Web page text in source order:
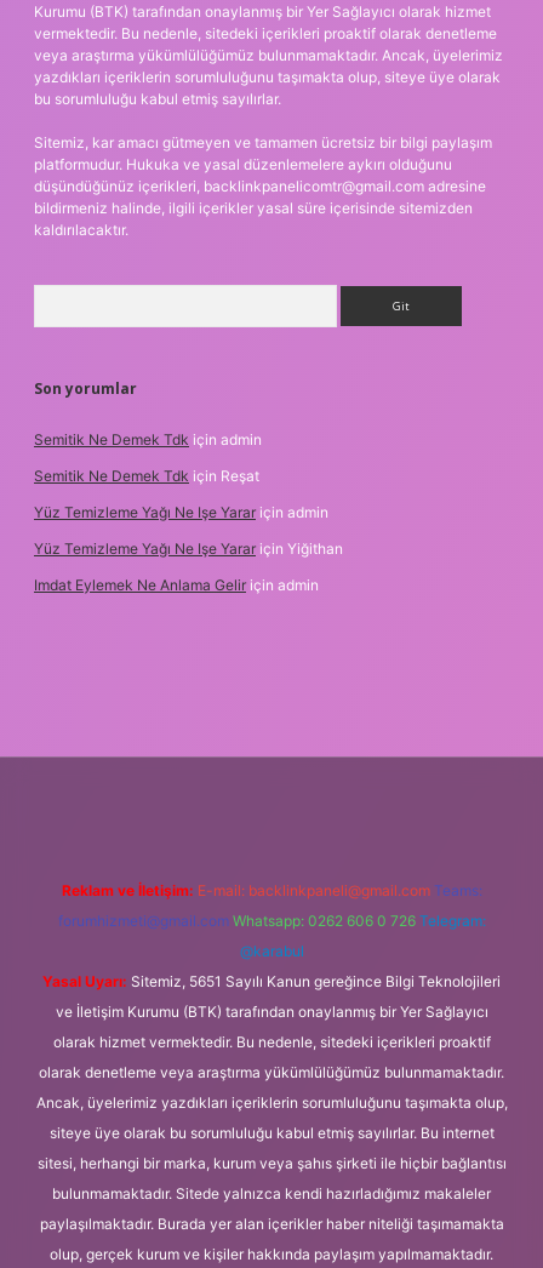
Kurumu (BTK) tarafından onaylanmış bir Yer Sağlayıcı olarak hizmet
vermektedir. Bu nedenle, sitedeki içerikleri proaktif olarak denetleme
veya araştırma yükümlülüğümüz bulunmamaktadır. Ancak, üyelerimiz
yazdıkları içeriklerin sorumluluğunu taşımakta olup, siteye üye olarak
bu sorumluluğu kabul etmiş sayılırlar.
Sitemiz, kar amacı gütmeyen ve tamamen ücretsiz bir bilgi paylaşım
platformudur. Hukuka ve yasal düzenlemelere aykırı olduğunu
düşündüğünüz içerikleri, backlinkpanelicomtr@gmail.com adresine
bildirmeniz halinde, ilgili içerikler yasal süre içerisinde sitemizden
kaldırılacaktır.
Son yorumlar
Semitik Ne Demek Tdk için admin
Semitik Ne Demek Tdk için Reşat
Yüz Temizleme Yağı Ne Işe Yarar için admin
Yüz Temizleme Yağı Ne Işe Yarar için Yiğithan
Imdat Eylemek Ne Anlama Gelir için admin
Reklam ve İletişim: E-mail: backlinkpaneli@gmail.com Teams:
forumhizmeti@gmail.com Whatsapp: 0262 606 0 726 Telegram:
@karabul
Yasal Uyarı: Sitemiz, 5651 Sayılı Kanun gereğince Bilgi Teknolojileri
ve İletişim Kurumu (BTK) tarafından onaylanmış bir Yer Sağlayıcı
olarak hizmet vermektedir. Bu nedenle, sitedeki içerikleri proaktif
olarak denetleme veya araştırma yükümlülüğümüz bulunmamaktadır.
Ancak, üyelerimiz yazdıkları içeriklerin sorumluluğunu taşımakta olup,
siteye üye olarak bu sorumluluğu kabul etmiş sayılırlar. Bu internet
sitesi, herhangi bir marka, kurum veya şahıs şirketi ile hiçbir bağlantısı
bulunmamaktadır. Sitede yalnızca kendi hazırladığımız makaleler
paylaşılmaktadır. Burada yer alan içerikler haber niteliği taşımamakta
olup, gerçek kurum ve kişiler hakkında paylaşım yapılmamaktadır.